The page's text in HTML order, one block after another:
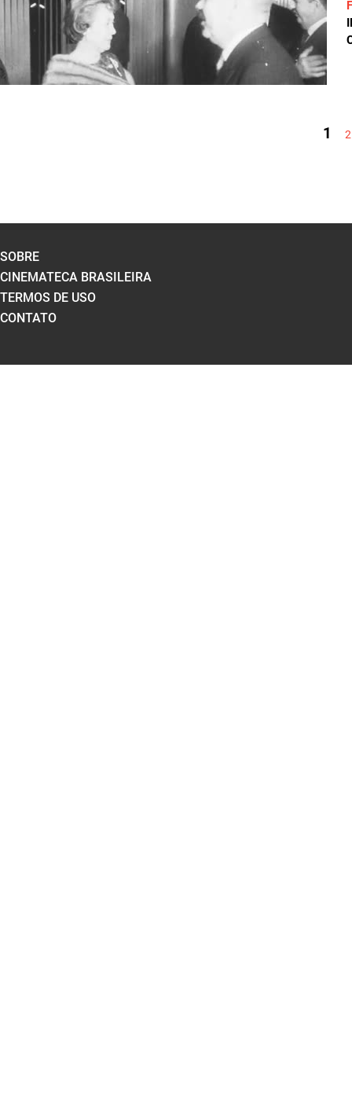
1 2
SOBRE
CINEMATECA BRASILEIRA
TERMOS DE USO
CONTATO